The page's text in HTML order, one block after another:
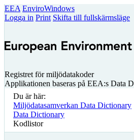
EEA EnviroWindows
Logga in Print Skifta till fullskärmsläge
Registret för miljödatakoder
Applikationen baseras på EEA:s Data
Du är här:
Miljödatasamverkan Data Dictionary
Data Dictionary
Kodlistor